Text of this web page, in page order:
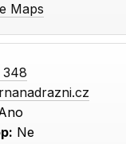
Maps
348
Ne